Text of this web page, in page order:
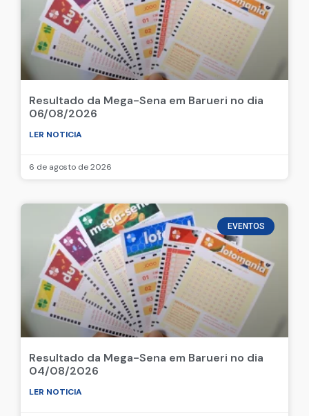
Resultado da Mega-Sena em Barueri no dia
06/08/2026
LER NOTICIA
6 de agosto de 2026
EVENTOS
Resultado da Mega-Sena em Barueri no dia
04/08/2026
LER NOTICIA